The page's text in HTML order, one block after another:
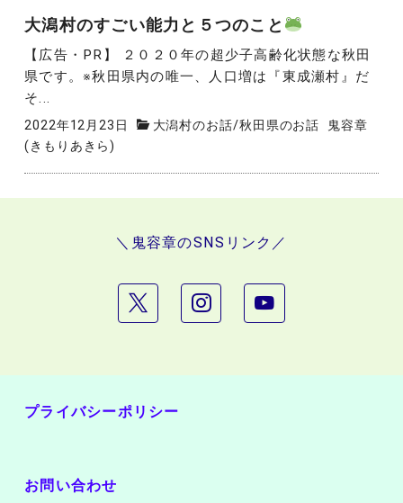
大潟村のすごい能力と５つのこと
【広告・PR】 ２０２０年の超少子高齢化状態な秋田
県です。※秋田県内の唯一、人口増は『東成瀬村』だ
そ...
2022年12月23日 大潟村のお話/秋田県のお話
鬼容章
(きもりあきら)
＼鬼容章のSNSリンク／
プライバシーポリシー
お問い合わせ